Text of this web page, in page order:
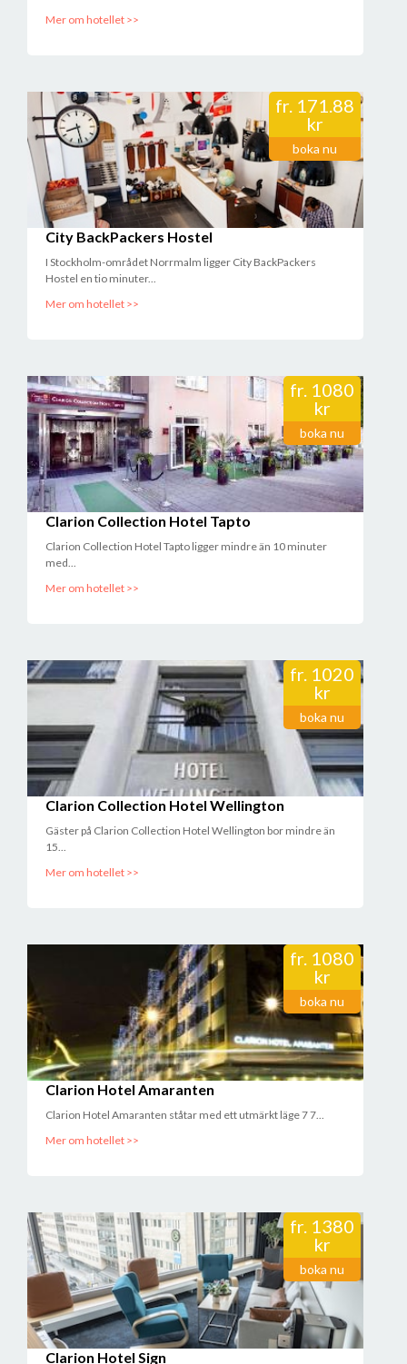
Mer om hotellet >>
fr. 171.88
kr
boka nu
City BackPackers Hostel
I Stockholm-området Norrmalm ligger City BackPackers
Hostel en tio minuter...
Mer om hotellet >>
fr. 1080
kr
boka nu
Clarion Collection Hotel Tapto
Clarion Collection Hotel Tapto ligger mindre än 10 minuter
med...
Mer om hotellet >>
fr. 1020
kr
boka nu
Clarion Collection Hotel Wellington
Gäster på Clarion Collection Hotel Wellington bor mindre än
15...
Mer om hotellet >>
fr. 1080
kr
boka nu
Clarion Hotel Amaranten
Clarion Hotel Amaranten ståtar med ett utmärkt läge 7 7...
Mer om hotellet >>
fr. 1380
kr
boka nu
Clarion Hotel Sign